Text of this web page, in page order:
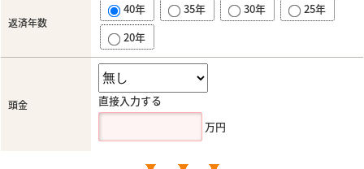
返済年数
40年 35年 30年
25年
20年
頭金
直接入力する
万円